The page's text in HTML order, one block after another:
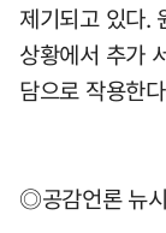
제기되고 있다.
상황에서 추가
담으로 작용한
◎공감언론 뉴